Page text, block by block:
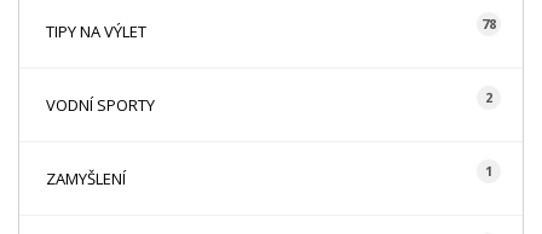
TIPY NA VÝLET 78
VODNÍ SPORTY 2
ZAMYŠLENÍ 1